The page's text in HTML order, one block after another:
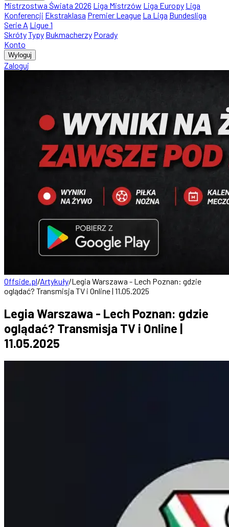
Mistrzostwa Świata 2026 Liga Mistrzów Liga Europy Liga
Konferencji Ekstraklasa Premier League La Liga Bundesliga
Serie A Ligue 1
SkrótyTypy Bukmacherzy Porady
Konto
Wyloguj
Zaloguj
Offside.pl/Artykuły/Legia Warszawa - Lech Poznan: gdzie
oglądać? Transmisja TV i Online | 11.05.2025
Legia Warszawa - Lech Poznan: gdzie
oglądać? Transmisja TV i Online |
11.05.2025